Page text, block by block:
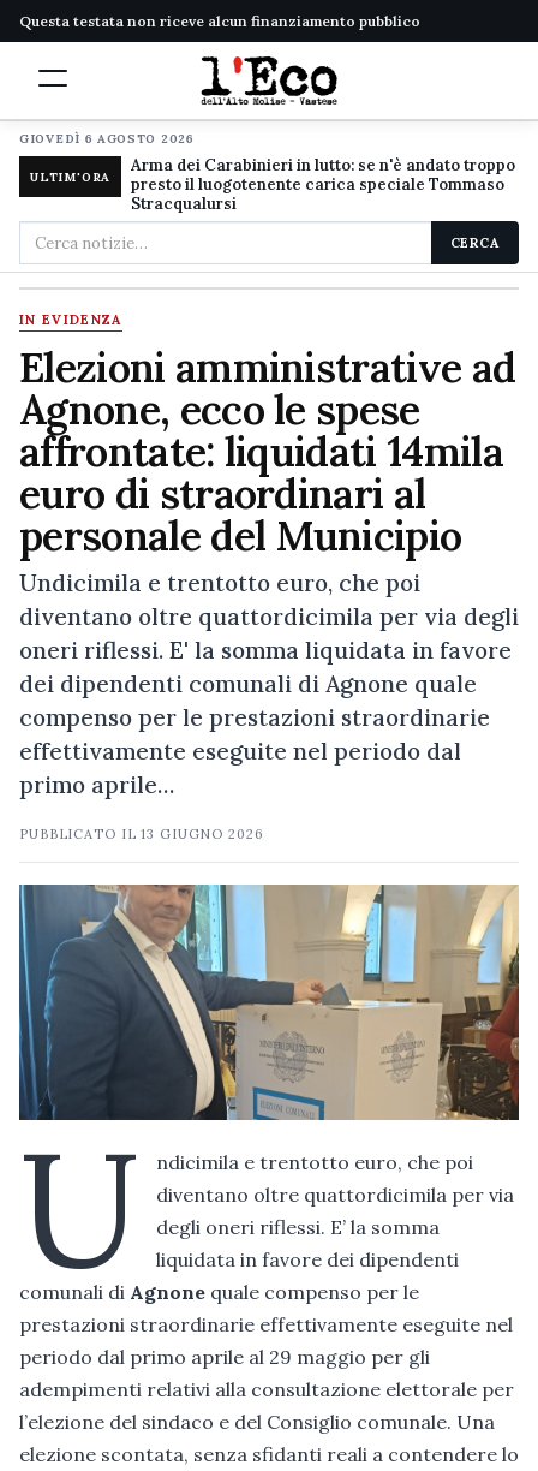
Questa testata non riceve alcun finanziamento pubblico
GIOVEDÌ 6 AGOSTO 2026
ULTIM'ORA
Arma dei Carabinieri in lutto: se n'è andato troppo
presto il luogotenente carica speciale Tommaso
Stracqualursi
Cerca
nel
sito
CERCA
IN EVIDENZA
Elezioni amministrative ad
Agnone, ecco le spese
affrontate: liquidati 14mila
euro di straordinari al
personale del Municipio
Undicimila e trentotto euro, che poi
diventano oltre quattordicimila per via degli
oneri riflessi. E' la somma liquidata in favore
dei dipendenti comunali di Agnone quale
compenso per le prestazioni straordinarie
effettivamente eseguite nel periodo dal
primo aprile…
PUBBLICATO IL13 GIUGNO 2026
U
ndicimila e trentotto euro, che poi
diventano oltre quattordicimila per via
degli oneri riflessi. E’ la somma
liquidata in favore dei dipendenti
comunali di Agnone quale compenso per le
prestazioni straordinarie effettivamente eseguite nel
periodo dal primo aprile al 29 maggio per gli
adempimenti relativi alla consultazione elettorale per
l’elezione del sindaco e del Consiglio comunale. Una
elezione scontata, senza sfidanti reali a contendere lo